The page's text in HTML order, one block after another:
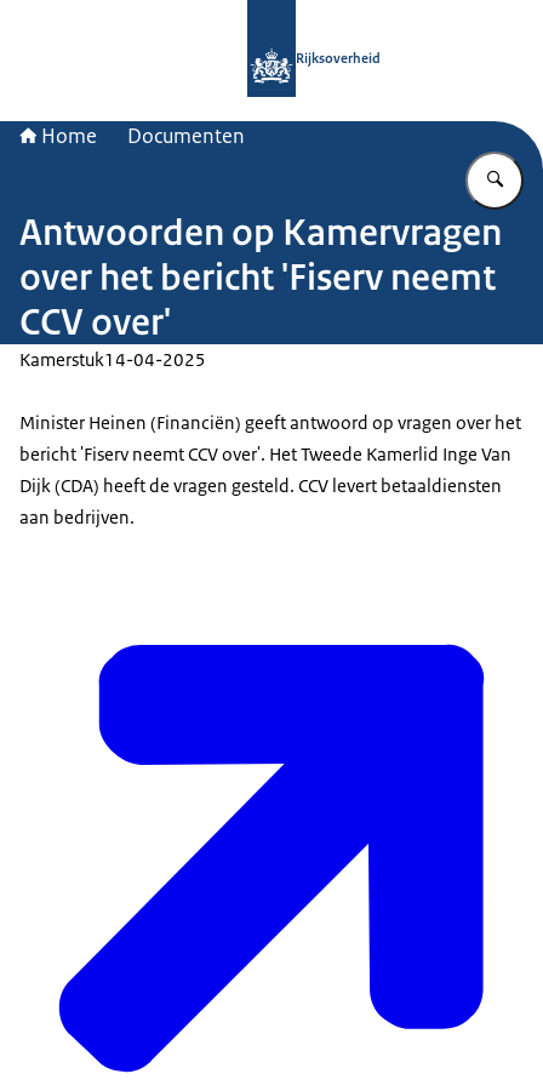
Rijksoverheid
Home Documenten
Antwoorden op Kamervragen
over het bericht 'Fiserv neemt
CCV over'
Kamerstuk14-04-2025
Minister Heinen (Financiën) geeft antwoord op vragen over het
bericht 'Fiserv neemt CCV over'. Het Tweede Kamerlid Inge Van
Dijk (CDA) heeft de vragen gesteld. CCV levert betaaldiensten
aan bedrijven.